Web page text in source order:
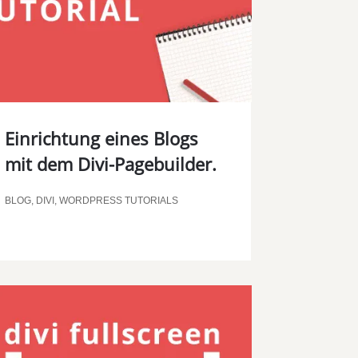
00:00
Einrichtung eines Blogs
mit dem Divi-Pagebuilder.
BLOG, DIVI , WORDPRESS TUTORIALS